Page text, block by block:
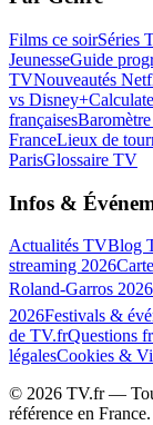
Films ce soirSéries
JeunesseGuide
TVNouveautés
vs Disney+
françaises
FranceLieux de
ParisGlossaire TV
Infos &
Actualités TVBlog
streaming 2026
Roland-Garros 2026
2026Festivals &
de TV.frQuestions
légalesCookies &
© 2026 TV.fr —
référence en